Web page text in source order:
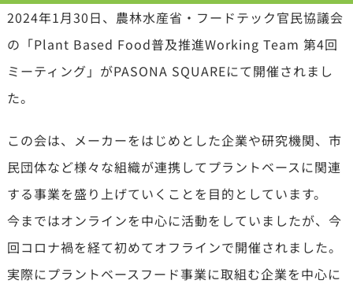
2024年1月30日、農林水産省・フードテック官民協議会
の「Plant Based Food普及推進Working Team 第4回
ミーティング」がPASONA SQUAREにて開催されまし
た。
この会は、メーカーをはじめとした企業や研究機関、市
民団体など様々な組織が連携してプラントベースに関連
する事業を盛り上げていくことを目的としています。
今まではオンラインを中心に活動をしていましたが、今
回コロナ禍を経て初めてオフラインで開催されました。
実際にプラントベースフード事業に取組む企業を中心に